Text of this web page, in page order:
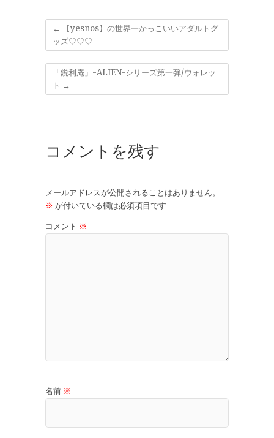
←
【yesnos】の世界一かっこいいアダルトグ
ッズ♡♡♡
「鋭利庵」-ALIEN-シリーズ第一弾/ウォレッ
ト →
コメントを残す
メールアドレスが公開されることはありません。
※ が付いている欄は必須項目です
コメント ※
名前 ※